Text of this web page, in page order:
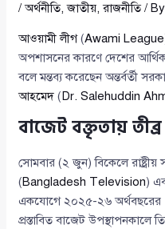
/অর্থনীতি,জাতীয়,রাজনীতি/ By
আওয়ামী লীগ(Awami League
অপশাসনের কারণে দেশের আর্থিক
বলে মন্তব্য করেছেন অন্তর্বর্তী
আহমেদ (Dr. Salehuddin
বাজেট বক্তৃতায়
সোমবার (২ জুন) বিকেলে রাষ্ট্রীয়
(Bangladesh Television)
একযোগে ২০২৫-২৬ অর্থবছরের
প্রস্তাবিত বাজেট উপস্থাপনকালে